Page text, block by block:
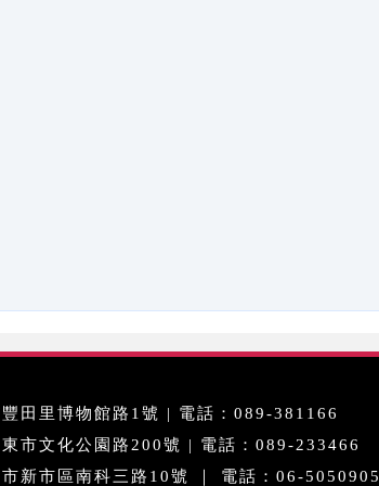
田里博物館路1號 | 電話：089-381166
市文化公園路200號 | 電話：089-233466
新市區南科三路10號 ｜ 電話：06-5050905